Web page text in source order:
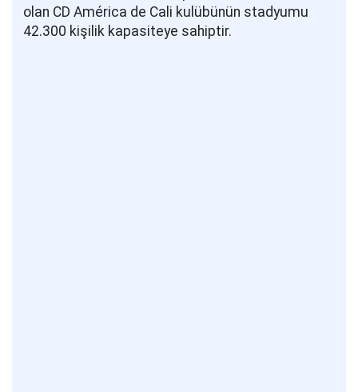
olan CD América de Cali kulübünün stadyumu
42.300 kişilik kapasiteye sahiptir.